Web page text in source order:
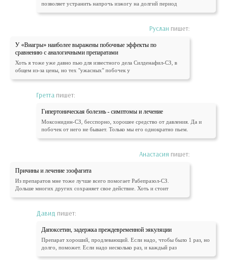
позволяет устранить напрочь изжогу на долгий период
Руслан пишет:
У «Виагры» наиболее выражены побочные эффекты по
сравнению с аналогичными препаратами
Хоть я тоже уже давно пью для известного дела Силденафил-СЗ, в
общем из-за цены, но тех "ужасных" побочек у
Гретта пишет:
Гипертоническая болезнь - симптомы и лечение
Моксонидин-СЗ, бесспорно, хорошее средство от давления. Да и
побочек от него не бывает. Только мы его однократно пьем.
Анастасия пишет:
Причины и лечение эзофагита
Из препаратов мне тоже лучше всего помогает Рабепразол-СЗ.
Дольше многих других сохраняет свое действие. Хоть и стоит
Давид пишет:
Дапоксетин, задержка преждевременной эякуляции
Препарат хороший, продлевающий. Если надо, чтобы было 1 раз, но
долго, поможет. Если надо несколько раз, и каждый раз